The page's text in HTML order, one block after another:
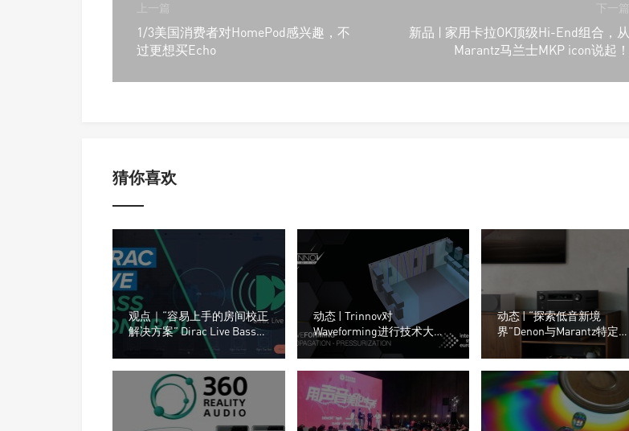
上一篇
1/3美国消费者对HomePod感兴趣，不
过更想买Echo
下一篇
新品 | 家用卡拉OK顶级Hi-End组合，从
Marantz马兰士MKP icon说起！
猜你喜欢
观点｜“容易上手的房间校正
解决方案” Dirac Live Bass技
术的核心功能和意义
动态 | Trinnov对
Waveforming进行技术大更
新
动态 | “探索低音新境
界”Denon与Marantz特定接
收机和前置功放引入 Dirac
Live Bass Control技术